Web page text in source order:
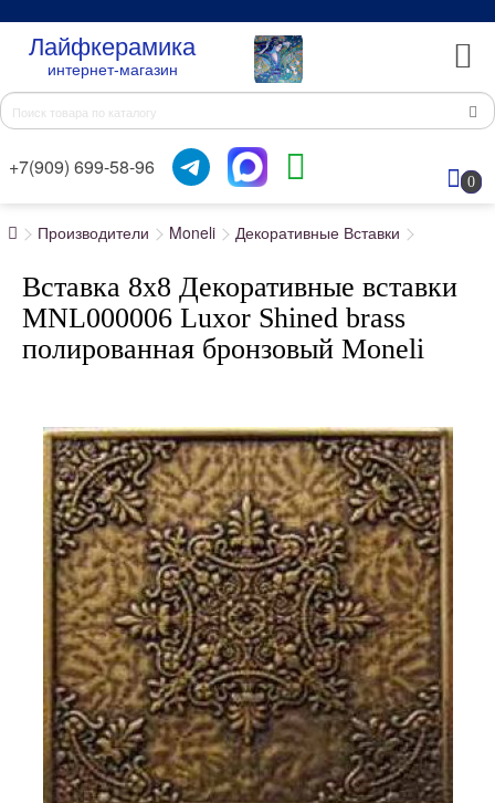
Лайфкерамика
интернет-магазин
+7(909) 699-58-96
0
Производители Moneli Декоративные Вставки
Вставка 8x8 Декоративные вставки
MNL000006 Luxor Shined brass
полированная бронзовый Moneli